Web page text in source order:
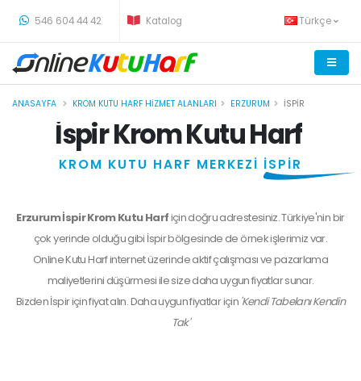
546 604 44 42 Katalog Türkçe
ANASAYFA KROM KUTU HARF HIZMET ALANLARI ERZURUM İSPIR
İspir Krom Kutu Harf
KROM KUTU HARF MERKEZİ İSPİR
Erzurum İspir Krom Kutu Harfiçin doğru adrestesiniz. Türkiye'nin bir
çok yerinde olduğu gibi İspir bölgesinde de örnek işlerimiz var.
Online Kutu Harf internet üzerinde aktif çalışması ve pazarlama
maliyetlerini düşürmesi ile size daha uygun fiyatlar sunar.
Bizdenİspiriçin fiyat alın. Daha uygun fiyatlar için 'Kendi Tabelanı Kendin
Tak'